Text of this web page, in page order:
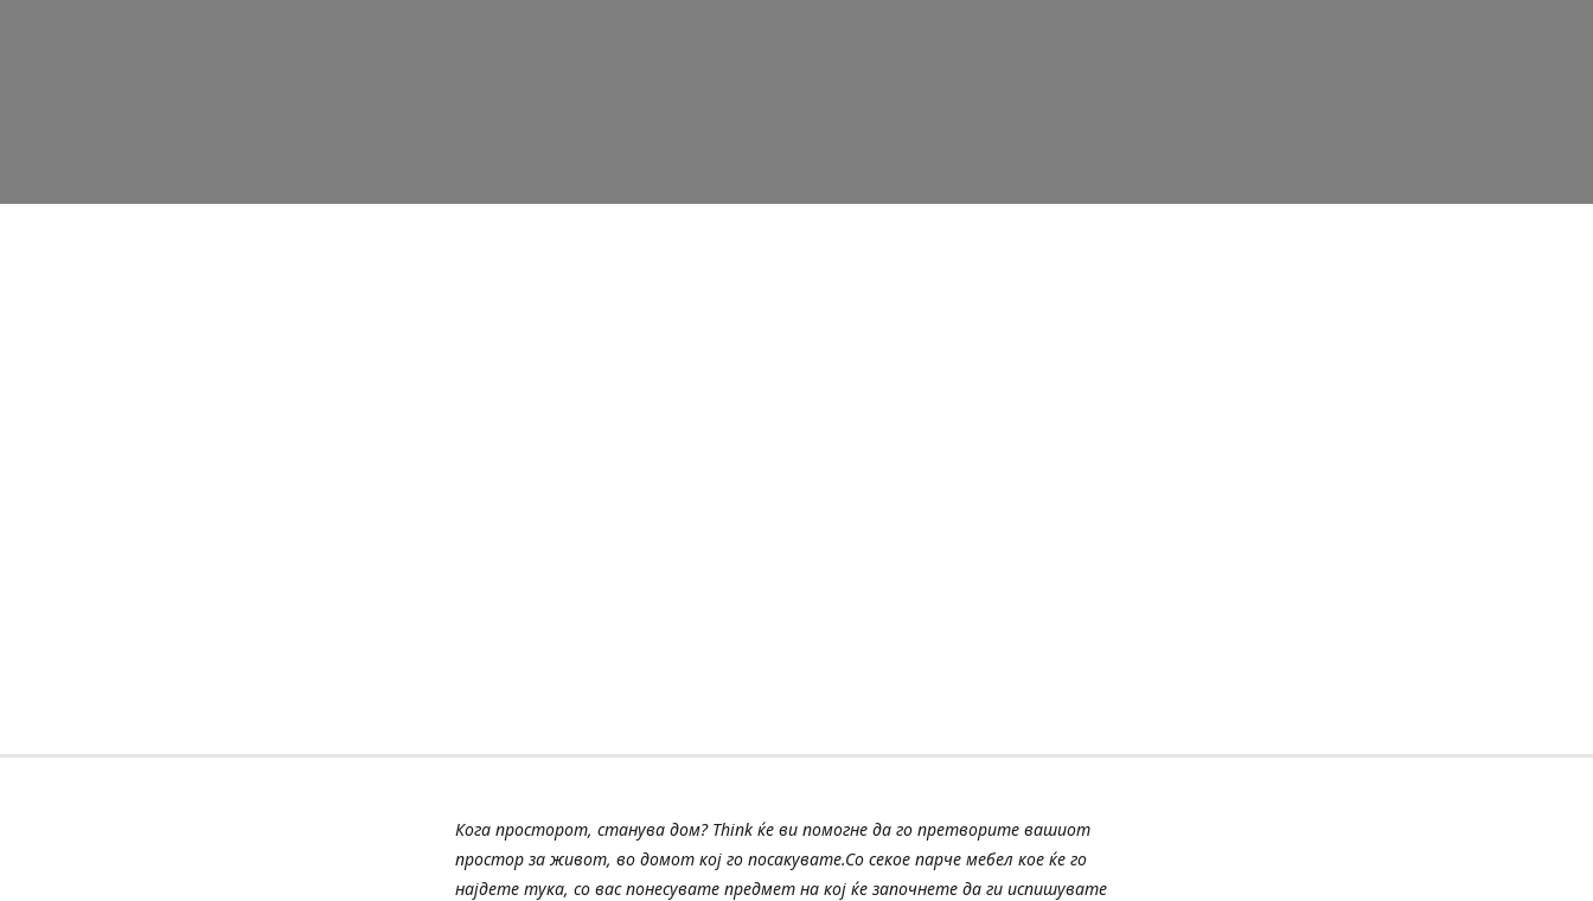
Кога просторот, станува дом? Think ќе ви помогне да го претворите вашиот
простор за живот, во домот кој го посакувате.Со секое парче мебел кое ќе го
најдете тука, со вас понесувате предмет на кој ќе започнете да ги испишувате